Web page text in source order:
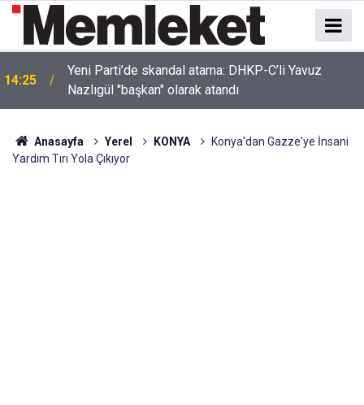
14:18
Doğu Akdeniz'in Kirliliği Antalya Kıyılarını Tehdit
Ediyor
Anasayfa Yerel KONYA
Konya'dan Gazze'ye İnsani
Yardım Tırı Yola Çıkıyor